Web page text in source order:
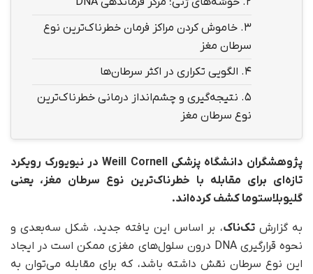
3. خاموش کردن مراکز فرمان خطرناک‌ترین نوع
سرطان مغز
4. الگویی تکراری در اکثر سرطان‌ها
5. نتیجه‌گیری و چشم‌انداز درمانی خطرناک‌ترین
نوع سرطان مغز
پژوهشگران دانشگاه پزشکی Weill Cornell در نیویورک رویکرد
تازه‌ای برای مقابله با خطرناک‌ترین نوع سرطان مغز، یعنی
گلیوبلاستوما کشف کرده‌اند.
به گزارشتک‌ناک، بر اساس این یافته جدید، شکل سه‌بعدی و
نحوه قرارگیری DNA درون سلول‌های مغزی ممکن است در ایجاد
این نوع سرطان نقش داشته باشد، که برای مقابله می‌توان به